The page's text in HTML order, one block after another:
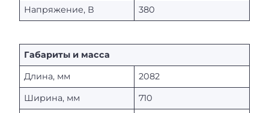
Напряжение, В 380
Габариты и масса
Длина, мм
2082
Ширина, мм
710